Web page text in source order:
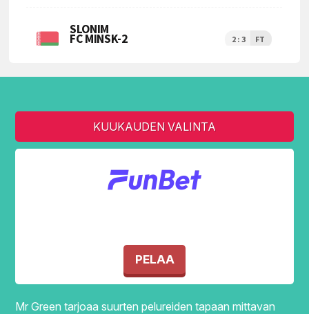
KUUKAUDEN VALINTA
PELAA
Mr Green tarjoaa suurten pelureiden tapaan mittavan